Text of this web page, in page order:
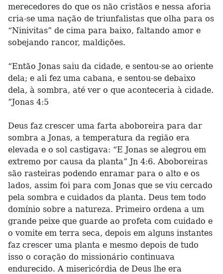
merecedores do que os não cristãos e nessa aforia
cria-se uma nação de triunfalistas que olha para os
“Ninivitas” de cima para baixo, faltando amor e
sobejando rancor, maldições.
“Então Jonas saiu da cidade, e sentou-se ao oriente
dela; e ali fez uma cabana, e sentou-se debaixo
dela, à sombra, até ver o que aconteceria à cidade.
”Jonas 4:5
Deus faz crescer uma farta aboboreira para dar
sombra a Jonas, a temperatura da região era
elevada e o sol castigava: “E Jonas se alegrou em
extremo por causa da planta” Jn 4:6. Aboboreiras
são rasteiras podendo enramar para o alto e os
lados, assim foi para com Jonas que se viu cercado
pela sombra e cuidados da planta. Deus tem todo
domínio sobre a natureza. Primeiro ordena a um
grande peixe que guarde ao profeta com cuidado e
o vomite em terra seca, depois em alguns instantes
faz crescer uma planta e mesmo depois de tudo
isso o coração do missionário continuava
endurecido. A misericórdia de Deus lhe era